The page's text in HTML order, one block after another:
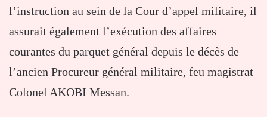
l’instruction au sein de la Cour d’appel militaire, il
assurait également l’exécution des affaires
courantes du parquet général depuis le décès de
l’ancien Procureur général militaire, feu magistrat
Colonel AKOBI Messan.